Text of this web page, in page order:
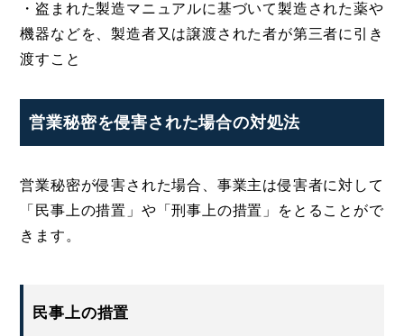
・盗まれた製造マニュアルに基づいて製造された薬や
機器などを、製造者又は譲渡された者が第三者に引き
渡すこと
営業秘密を侵害された場合の対処法
営業秘密が侵害された場合、事業主は侵害者に対して
「民事上の措置」や「刑事上の措置」をとることがで
きます。
民事上の措置